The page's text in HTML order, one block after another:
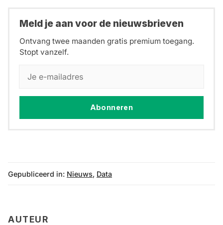
Meld je aan voor de nieuwsbrieven
Ontvang twee maanden gratis premium toegang.
Stopt vanzelf.
Abonneren
Gepubliceerd in: Nieuws, Data
AUTEUR